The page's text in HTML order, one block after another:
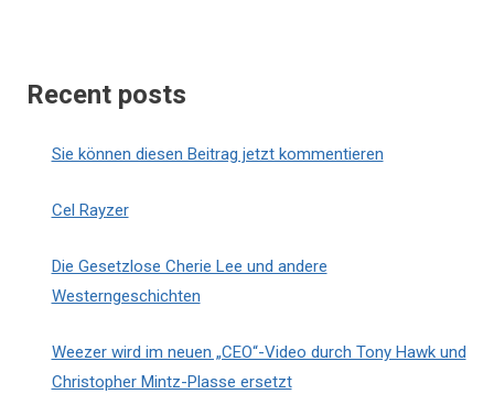
Recent posts
Sie können diesen Beitrag jetzt kommentieren
Cel Rayzer
Die Gesetzlose Cherie Lee und andere
Westerngeschichten
Weezer wird im neuen „CEO“-Video durch Tony Hawk und
Christopher Mintz-Plasse ersetzt